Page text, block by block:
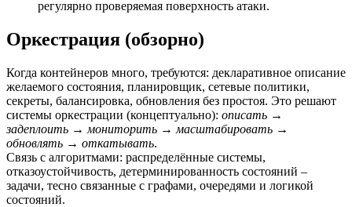
регулярно проверяемая поверхность атаки.
Оркестрация (обзорно)
Когда контейнеров много, требуются: декларативное описание
желаемого состояния, планировщик, сетевые политики,
секреты, балансировка, обновления без простоя. Это решают
системы оркестрации (концептуально): описать →
задеплоить → мониторить → масштабировать →
обновлять → откатывать.
Связь с алгоритмами: распределённые системы,
отказоустойчивость, детерминированность состояний –
задачи, тесно связанные с графами, очередями и логикой
состояний.